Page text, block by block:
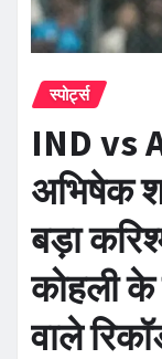
स्पोर्ट्स
IND vs
अभिषेक
बड़ा
कोहली
वाले